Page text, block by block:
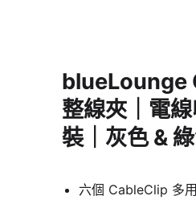
blueLounge
整線夾｜電
裝｜灰色 &
六個 CableClip 多